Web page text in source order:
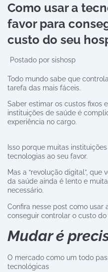
Como usar a
favor para
custo do seu
Postado por sishosp
Todo mundo sabe que
tarefa das mais fáceis.
Saber estimar os custos fixos
instituições de saúde é
experiência no cargo.
Isso porque muitas
tecnologias ao seu favor.
Mas a “revolução digital”,
da saúde ainda é lento e
necessário.
Confira nesse post como usar
conseguir controlar o custo do
Mudar é
O mercado como um todo
tecnológicas